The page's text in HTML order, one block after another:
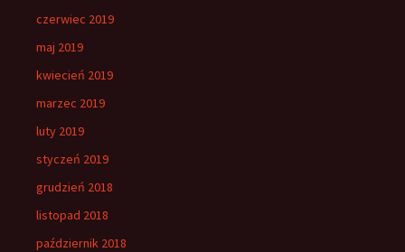
czerwiec 2019
maj 2019
kwiecień 2019
marzec 2019
luty 2019
styczeń 2019
grudzień 2018
listopad 2018
październik 2018